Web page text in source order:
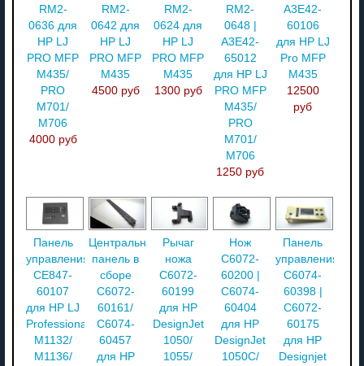
RM2-
0636 для
HP LJ
PRO MFP
M435/
PRO
M701/
M706
4000 руб
RM2-
0642 для
HP LJ
PRO MFP
M435
4500 руб
RM2-
0624 для
HP LJ
PRO MFP
M435
1300 руб
RM2-
0648 |
A3E42-
65012
для HP LJ
PRO MFP
M435/
PRO
M701/
M706
1250 руб
A3E42-
60106
для HP LJ
Pro MFP
M435
12500
руб
Панель
управления
CE847-
60107
для HP LJ
Professional
M1132/
M1136/
Центральная
панель в
сборе
C6072-
60161/
C6074-
60457
для HP
Рычаг
ножа
C6072-
60199
для HP
DesignJet
1050/
1055/
Нож
C6072-
60200 |
C6074-
60404
для HP
DesignJet
1050C/
Панель
управления
C6074-
60398 |
C6072-
60175
для HP
Designjet